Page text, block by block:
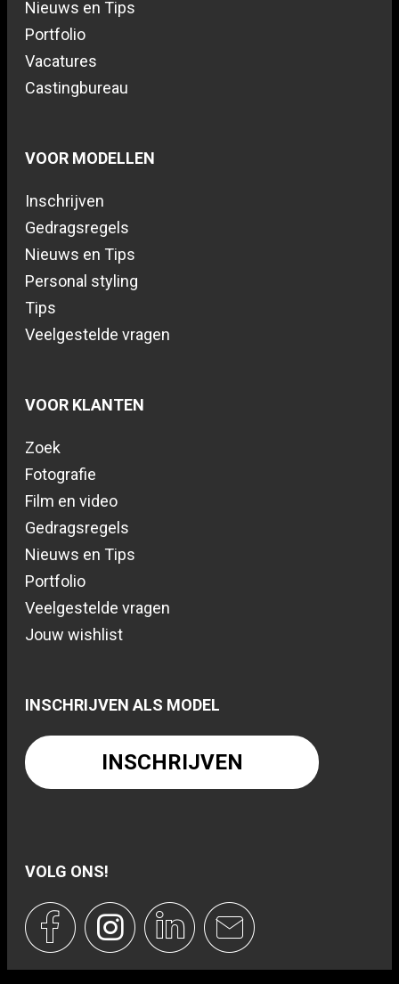
Nieuws en Tips
Portfolio
Vacatures
Castingbureau
VOOR MODELLEN
Inschrijven
Gedragsregels
Nieuws en Tips
Personal styling
Tips
Veelgestelde vragen
VOOR KLANTEN
Zoek
Fotografie
Film en video
Gedragsregels
Nieuws en Tips
Portfolio
Veelgestelde vragen
Jouw wishlist
INSCHRIJVEN ALS MODEL
INSCHRIJVEN
VOLG ONS!